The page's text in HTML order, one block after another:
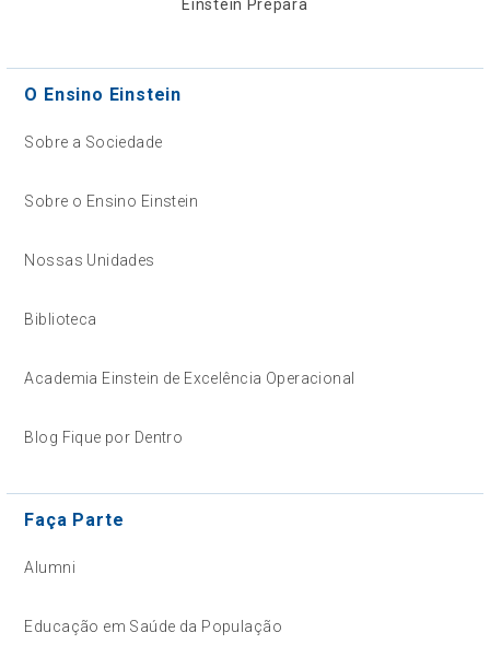
Einstein Prepara
O Ensino Einstein
Sobre a Sociedade
Sobre o Ensino Einstein
Nossas Unidades
Biblioteca
Academia Einstein de Excelência Operacional
Blog Fique por Dentro
Faça Parte
Alumni
Educação em Saúde da População